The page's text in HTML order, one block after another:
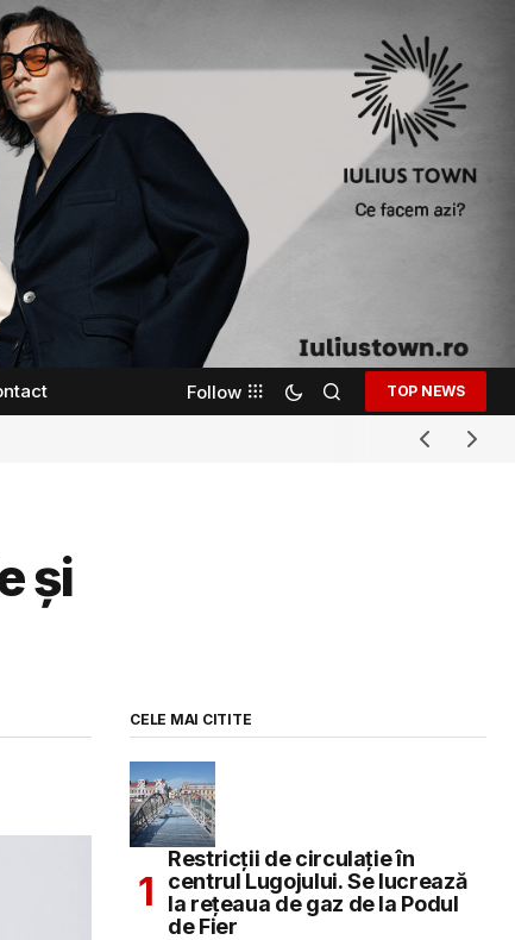
Follow TOP NEWS
și
CELE MAI CITITE
Restricții de circulație în
centrul Lugojului. Se lucrează
la rețeaua de gaz de la Podul
de Fier